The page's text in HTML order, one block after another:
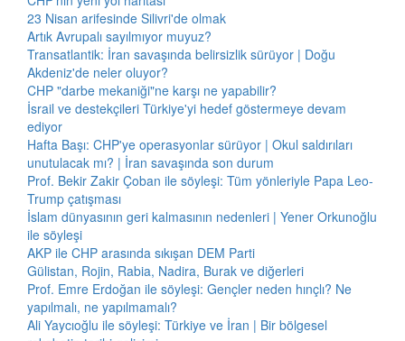
23 Nisan arifesinde Silivri'de olmak
Artık Avrupalı sayılmıyor muyuz?
Transatlantik: İran savaşında belirsizlik sürüyor | Doğu
Akdeniz'de neler oluyor?
CHP "darbe mekaniği"ne karşı ne yapabilir?
İsrail ve destekçileri Türkiye'yi hedef göstermeye devam
ediyor
Hafta Başı: CHP'ye operasyonlar sürüyor | Okul saldırıları
unutulacak mı? | İran savaşında son durum
Prof. Bekir Zakir Çoban ile söyleşi: Tüm yönleriyle Papa Leo-
Trump çatışması
İslam dünyasının geri kalmasının nedenleri | Yener Orkunoğlu
ile söyleşi
AKP ile CHP arasında sıkışan DEM Parti
Gülistan, Rojin, Rabia, Nadira, Burak ve diğerleri
Prof. Emre Erdoğan ile söyleşi: Gençler neden hınçlı? Ne
yapılmalı, ne yapılmamalı?
Ali Yaycıoğlu ile söyleşi: Türkiye ve İran | Bir bölgesel